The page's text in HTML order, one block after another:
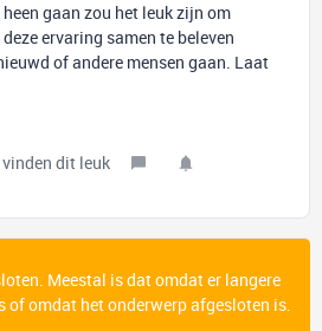
gaan zou het leuk zijn om
ervaring samen te beleven
of andere mensen gaan. Laat
vinden dit leuk
Meestal is dat omdat er langere
of omdat het onderwerp afgesloten is.